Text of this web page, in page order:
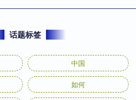
话题标签
中国
如何